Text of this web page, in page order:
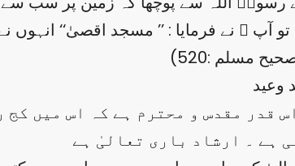
آپ ؐ نے فرمایا : ’’ مسجد اقصیٰ‘‘ انہوں
وعید
قدر مقدس و محترم ہے کہ اس میں